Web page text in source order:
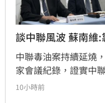
談中聯風波 蘇南維
中聯毒油案持續延燒
家會議紀錄，證實中
疑，與會的台大教授
10小時前